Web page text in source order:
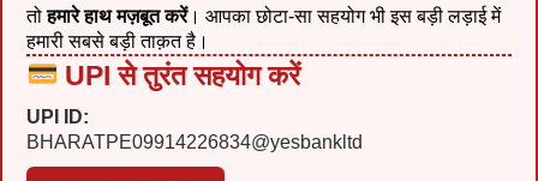
तोहमारे हाथ मज़बूत करें। आपका छोटा-सा सहयोग भी इस बड़ी लड़ाई में
हमारी सबसे बड़ी ताक़त है।
UPI से तुरंत सहयोग करें
UPI ID:
BHARATPE09914226834@yesbankltd